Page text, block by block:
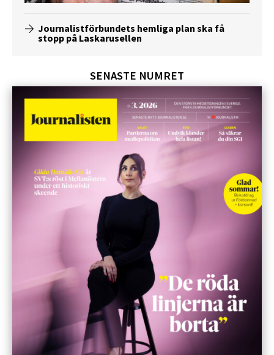
Journalistförbundets hemliga plan ska få
stopp på Laskarusellen
SENASTE NUMRET